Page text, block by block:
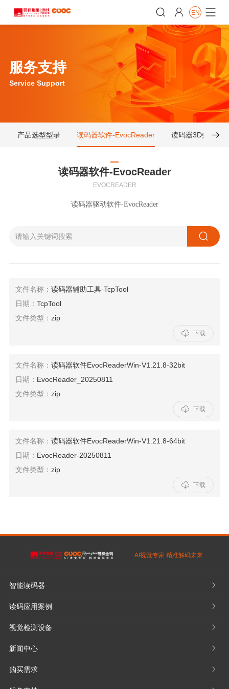


 EN
服务支持
Service Support
产品选型型录 读码器软件-EvocReader 读码器3D效果图

读码器软件-EvocReader
EVOCREADER
读码器驱动软件-EvocReader

文件名称： 读码器辅助工具-TcpTool
日期： TcpTool
文件类型： zip
 下载
文件名称： 读码器软件EvocReaderWin-V1.21.8-32bit
日期： EvocReader_20250811
文件类型： zip
 下载
文件名称： 读码器软件EvocReaderWin-V1.21.8-64bit
日期： EvocReader-20250811
文件类型： zip
 下载
AI视觉专家 精准解码未来
智能读码器 𐃮
读码应用案例 𐃮
视觉检测设备 𐃮
新闻中心 𐃮
购买需求 𐃮